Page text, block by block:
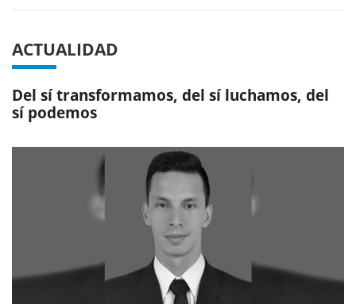
ACTUALIDAD
Del sí transformamos, del sí luchamos, del
sí podemos